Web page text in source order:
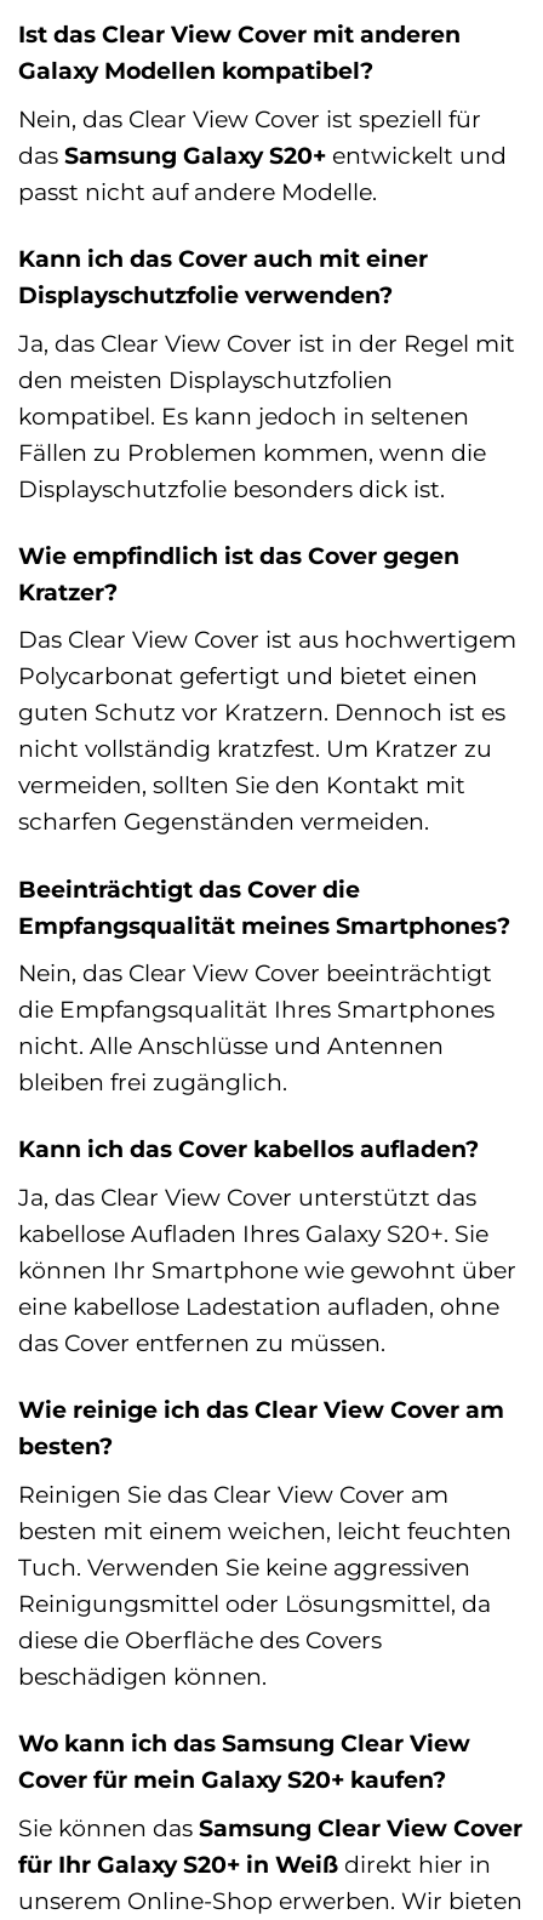
Ist das Clear View Cover mit anderen
Galaxy Modellen kompatibel?
Nein, das Clear View Cover ist speziell für
das Samsung Galaxy S20+ entwickelt und
passt nicht auf andere Modelle.
Kann ich das Cover auch mit einer
Displayschutzfolie verwenden?
Ja, das Clear View Cover ist in der Regel mit
den meisten Displayschutzfolien
kompatibel. Es kann jedoch in seltenen
Fällen zu Problemen kommen, wenn die
Displayschutzfolie besonders dick ist.
Wie empfindlich ist das Cover gegen
Kratzer?
Das Clear View Cover ist aus hochwertigem
Polycarbonat gefertigt und bietet einen
guten Schutz vor Kratzern. Dennoch ist es
nicht vollständig kratzfest. Um Kratzer zu
vermeiden, sollten Sie den Kontakt mit
scharfen Gegenständen vermeiden.
Beeinträchtigt das Cover die
Empfangsqualität meines Smartphones?
Nein, das Clear View Cover beeinträchtigt
die Empfangsqualität Ihres Smartphones
nicht. Alle Anschlüsse und Antennen
bleiben frei zugänglich.
Kann ich das Cover kabellos aufladen?
Ja, das Clear View Cover unterstützt das
kabellose Aufladen Ihres Galaxy S20+. Sie
können Ihr Smartphone wie gewohnt über
eine kabellose Ladestation aufladen, ohne
das Cover entfernen zu müssen.
Wie reinige ich das Clear View Cover am
besten?
Reinigen Sie das Clear View Cover am
besten mit einem weichen, leicht feuchten
Tuch. Verwenden Sie keine aggressiven
Reinigungsmittel oder Lösungsmittel, da
diese die Oberfläche des Covers
beschädigen können.
Wo kann ich das Samsung Clear View
Cover für mein Galaxy S20+ kaufen?
Sie können das Samsung Clear View Cover
für Ihr Galaxy S20+ in Weiß direkt hier in
unserem Online-Shop erwerben. Wir bieten